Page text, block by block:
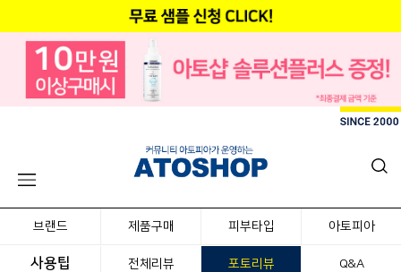
브랜드 제품구매 피부타입 아토피아
사용팁 전체리뷰 포토리뷰 Q&A